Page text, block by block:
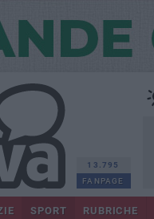
13.795
FANPAGE
SPORT RUBRICHE